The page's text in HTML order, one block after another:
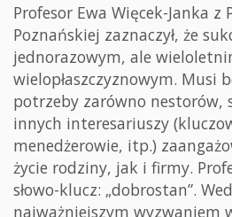
Profesor Ewa Więcek-Janka z
Poznańskiej zaznaczył, że
jednorazowym, ale
wielopłaszczyznowym. Musi
potrzeby zarówno nestorów,
innych interesariuszy
menedżerowie, itp.)
życie rodziny, jak i firmy.
słowo-klucz: „dobrostan”.
najważniejszym wyzwaniem